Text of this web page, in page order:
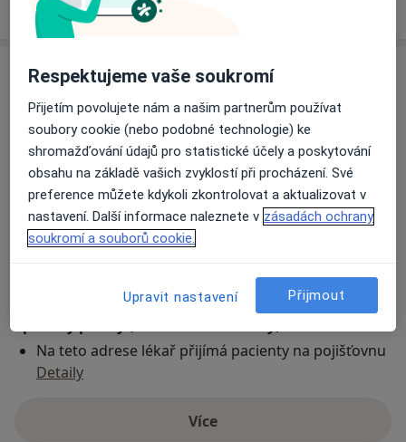
Adresa
Gynekologická ordinace
Máchova 400, Benešov256 30
Přiblížit mapuse otevře v nové záložce
Dostupnost
Na této adrese online kalendář není aktivní
Na teto adrese lékař přijímá pacienty na pojišťovnu
Detaily
Víceo adrese
Respektujeme vaše soukromí
Přijetím povolujete nám a našim partnerům používat
soubory cookie (nebo podobné technologie) ke
shromažďování údajů pro statistické účely a poskytování
obsahu na základě vašich zvyklostí při procházení. Své
preference můžete kdykoli zkontrolovat a aktualizovat v
nastavení. Další informace naleznete v zásadách ochrany
soukromí a souborů cookie.
Upravit nastavení Přijmout